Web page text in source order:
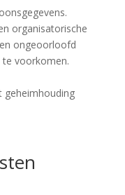
organisatorische
ongeoorloofd
te voorkomen.
geheimhouding